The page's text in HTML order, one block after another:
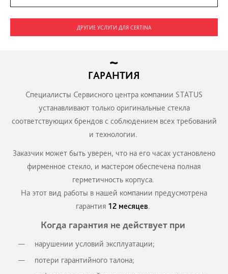
существует даже для этих стекол и при
значительной силы они могут разрушиться.
повреждения являются основной причиной
Сапфировое от 5 500 руб.
ЗАКАЗАТЬ
ДРУГИЕ УСЛУГИ ДЛЯ CERTINA
ГАРАНТИЯ
Специалисты Сервисного центра компании
устанавливают только оригинальные